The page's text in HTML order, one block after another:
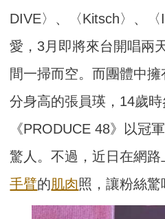
DIVE〉、〈Kitsch〉、
愛，3月即將來台開唱兩
間一掃而空。而團體中
分身高的張員瑛，14歲時
《PRODUCE 48》以冠
驚人。不過，近日在網
手臂的肌肉照，讓粉絲驚